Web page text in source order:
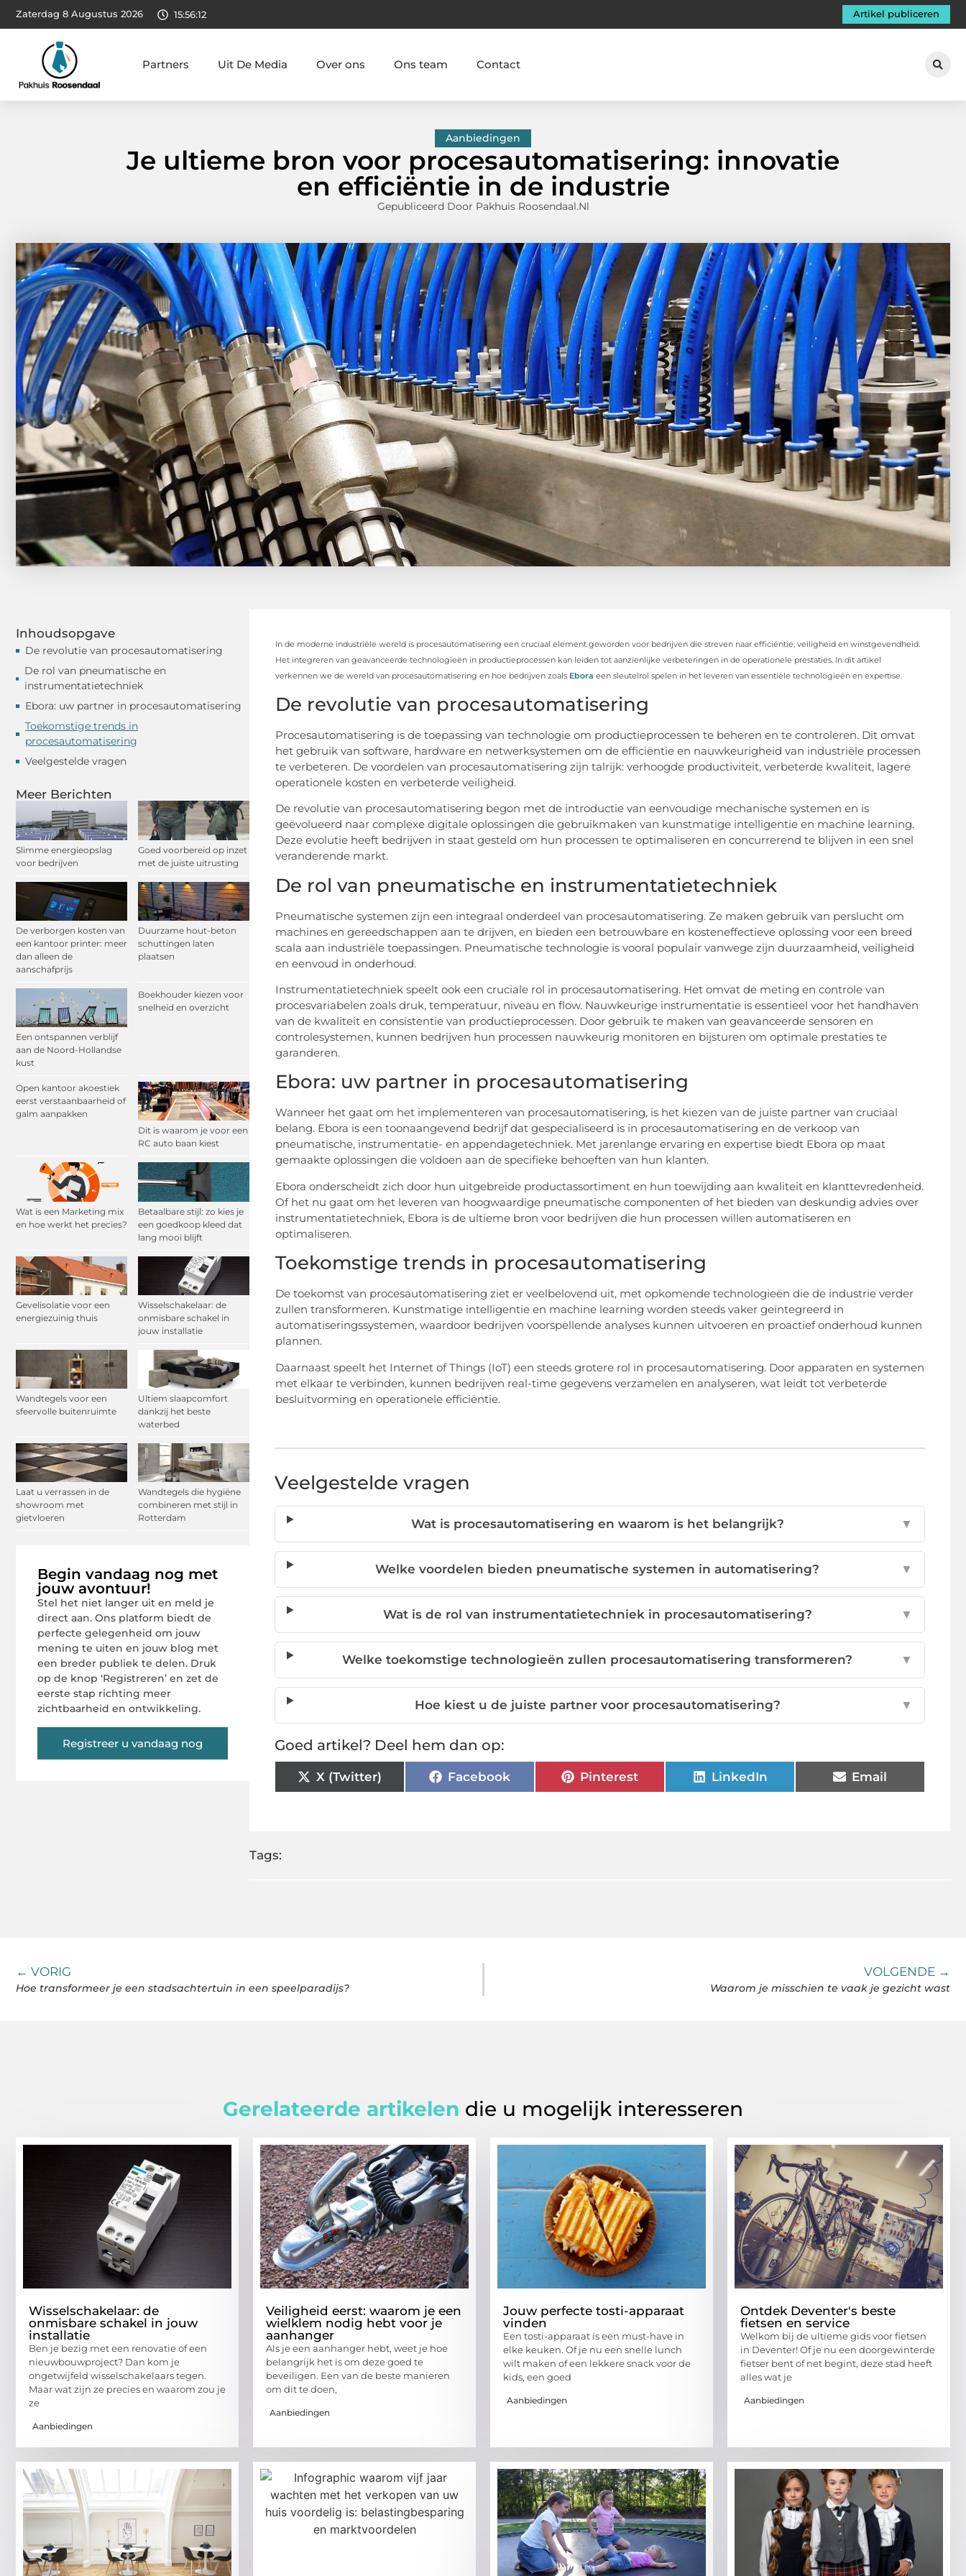
Zaterdag 8 Augustus 2026 15:56:13 Artikel publiceren
Partners Uit De Media Over ons Ons team Contact
Aanbiedingen
Je ultieme bron voor procesautomatisering: innovatie
en efficiëntie in de industrie
Gepubliceerd Door Pakhuis Roosendaal.nl
Inhoudsopgave
De revolutie van procesautomatisering
De rol van pneumatische en
instrumentatietechniek
Ebora: uw partner in procesautomatisering
Toekomstige trends in
procesautomatisering
Veelgestelde vragen
Meer Berichten
Slimme energieopslag
voor bedrijven
Goed voorbereid op inzet
met de juiste uitrusting
De verborgen kosten van
een kantoor printer: meer
dan alleen de
aanschafprijs
Duurzame hout-beton
schuttingen laten
plaatsen
Een ontspannen verblijf
aan de Noord-Hollandse
kust
Boekhouder kiezen voor
snelheid en overzicht
Open kantoor akoestiek
eerst verstaanbaarheid of
galm aanpakken
Dit is waarom je voor een
RC auto baan kiest
Wat is een Marketing mix
en hoe werkt het precies?
Betaalbare stijl: zo kies je
een goedkoop kleed dat
lang mooi blijft
Gevelisolatie voor een
energiezuinig thuis
Wisselschakelaar: de
onmisbare schakel in
jouw installatie
Wandtegels voor een
sfeervolle buitenruimte
Ultiem slaapcomfort
dankzij het beste
waterbed
Laat u verrassen in de
showroom met
gietvloeren
Wandtegels die hygiëne
combineren met stijl in
Rotterdam
Begin vandaag nog met
jouw avontuur!
Stel het niet langer uit en meld je
direct aan. Ons platform biedt de
perfecte gelegenheid om jouw
mening te uiten en jouw blog met
een breder publiek te delen. Druk
op de knop ‘Registreren’ en zet de
eerste stap richting meer
zichtbaarheid en ontwikkeling.
Registreer u vandaag nog
In de moderne industriële wereld is procesautomatisering een cruciaal element geworden voor bedrijven die streven naar efficiëntie, veiligheid en winstgevendheid.
Het integreren van geavanceerde technologieën in productieprocessen kan leiden tot aanzienlijke verbeteringen in de operationele prestaties. In dit artikel
verkennen we de wereld van procesautomatisering en hoe bedrijven zoals Ebora een sleutelrol spelen in het leveren van essentiële technologieën en expertise.
De revolutie van procesautomatisering
Procesautomatisering is de toepassing van technologie om productieprocessen te beheren en te controleren. Dit omvat
het gebruik van software, hardware en netwerksystemen om de efficiëntie en nauwkeurigheid van industriële processen
te verbeteren. De voordelen van procesautomatisering zijn talrijk: verhoogde productiviteit, verbeterde kwaliteit, lagere
operationele kosten en verbeterde veiligheid.
De revolutie van procesautomatisering begon met de introductie van eenvoudige mechanische systemen en is
geëvolueerd naar complexe digitale oplossingen die gebruikmaken van kunstmatige intelligentie en machine learning.
Deze evolutie heeft bedrijven in staat gesteld om hun processen te optimaliseren en concurrerend te blijven in een snel
veranderende markt.
De rol van pneumatische en instrumentatietechniek
Pneumatische systemen zijn een integraal onderdeel van procesautomatisering. Ze maken gebruik van perslucht om
machines en gereedschappen aan te drijven, en bieden een betrouwbare en kosteneffectieve oplossing voor een breed
scala aan industriële toepassingen. Pneumatische technologie is vooral populair vanwege zijn duurzaamheid, veiligheid
en eenvoud in onderhoud.
Instrumentatietechniek speelt ook een cruciale rol in procesautomatisering. Het omvat de meting en controle van
procesvariabelen zoals druk, temperatuur, niveau en flow. Nauwkeurige instrumentatie is essentieel voor het handhaven
van de kwaliteit en consistentie van productieprocessen. Door gebruik te maken van geavanceerde sensoren en
controlesystemen, kunnen bedrijven hun processen nauwkeurig monitoren en bijsturen om optimale prestaties te
garanderen.
Ebora: uw partner in procesautomatisering
Wanneer het gaat om het implementeren van procesautomatisering, is het kiezen van de juiste partner van cruciaal
belang. Ebora is een toonaangevend bedrijf dat gespecialiseerd is in procesautomatisering en de verkoop van
pneumatische, instrumentatie- en appendagetechniek. Met jarenlange ervaring en expertise biedt Ebora op maat
gemaakte oplossingen die voldoen aan de specifieke behoeften van hun klanten.
Ebora onderscheidt zich door hun uitgebreide productassortiment en hun toewijding aan kwaliteit en klanttevredenheid.
Of het nu gaat om het leveren van hoogwaardige pneumatische componenten of het bieden van deskundig advies over
instrumentatietechniek, Ebora is de ultieme bron voor bedrijven die hun processen willen automatiseren en
optimaliseren.
Toekomstige trends in procesautomatisering
De toekomst van procesautomatisering ziet er veelbelovend uit, met opkomende technologieën die de industrie verder
zullen transformeren. Kunstmatige intelligentie en machine learning worden steeds vaker geïntegreerd in
automatiseringssystemen, waardoor bedrijven voorspellende analyses kunnen uitvoeren en proactief onderhoud kunnen
plannen.
Daarnaast speelt het Internet of Things (IoT) een steeds grotere rol in procesautomatisering. Door apparaten en systemen
met elkaar te verbinden, kunnen bedrijven real-time gegevens verzamelen en analyseren, wat leidt tot verbeterde
besluitvorming en operationele efficiëntie.
Veelgestelde vragen
Wat is procesautomatisering en waarom is het belangrijk? ▼
Welke voordelen bieden pneumatische systemen in automatisering? ▼
Wat is de rol van instrumentatietechniek in procesautomatisering? ▼
Welke toekomstige technologieën zullen procesautomatisering transformeren? ▼
Hoe kiest u de juiste partner voor procesautomatisering? ▼
Goed artikel? Deel hem dan op:
X (Twitter) Facebook Pinterest LinkedIn Email
Tags:
← VORIG
Hoe transformeer je een stadsachtertuin in een speelparadijs?
VOLGENDE →
Waarom je misschien te vaak je gezicht wast
Gerelateerde artikelen die u mogelijk interesseren
Wisselschakelaar: de
onmisbare schakel in jouw
installatie
Ben je bezig met een renovatie of een
nieuwbouwproject? Dan kom je
ongetwijfeld wisselschakelaars tegen.
Maar wat zijn ze precies en waarom zou je
ze
Aanbiedingen
Veiligheid eerst: waarom je een
wielklem nodig hebt voor je
aanhanger
Als je een aanhanger hebt, weet je hoe
belangrijk het is om deze goed te
beveiligen. Een van de beste manieren
om dit te doen,
Aanbiedingen
Jouw perfecte tosti-apparaat
vinden
Een tosti-apparaat is een must-have in
elke keuken. Of je nu een snelle lunch
wilt maken of een lekkere snack voor de
kids, een goed
Aanbiedingen
Ontdek Deventer's beste
fietsen en service
Welkom bij de ultieme gids voor fietsen
in Deventer! Of je nu een doorgewinterde
fietser bent of net begint, deze stad heeft
alles wat je
Aanbiedingen